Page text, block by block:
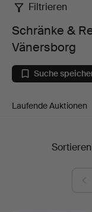
Schränke
&
Regale
bei
Filtrieren
Schränke &
Vänersborg
Suche
Laufende Auktionen
EndpreiseSortieren